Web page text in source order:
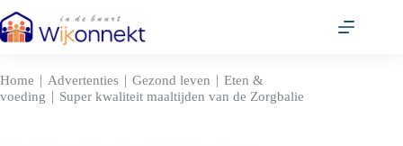
naar
de
Home | Advertenties | Gezond leven | Eten &
voeding | Super kwaliteit maaltijden van de Zorgbalie